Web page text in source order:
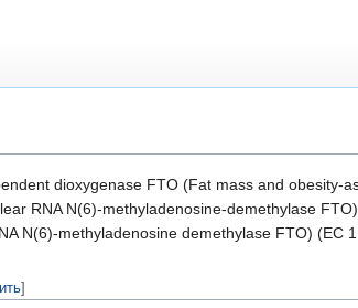
dioxygenase FTO (Fat mass and obesity-
RNA N(6)-methyladenosine-demethylase
N(6)-methyladenosine demethylase FTO) (EC
]